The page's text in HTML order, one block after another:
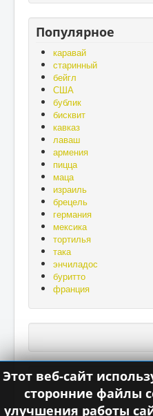
а
хлеб
«Без
золота
проживёшь,
без
хлеба
нет».
Популярное
каравай
старинный
бейгл
США
бублик
бисквит
кавказ
лаваш
армения
пицца
маца
израиль
брецель
германия
мексика
тортилья
така
энчиладос
буритто
франция
Этот веб-сайт
сторонние файлы
улучшения работы